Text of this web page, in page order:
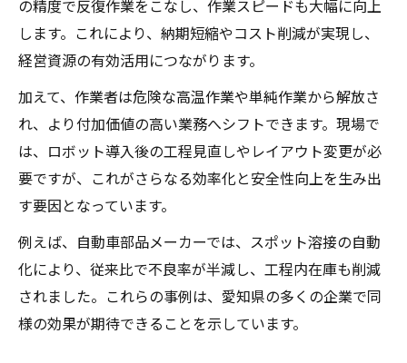
溶接自動化に最適なロボットの選び方解説
溶接ロボット導入事例に学ぶ現場ノウハウ
溶接工程に適したロボット比較と活用ポイ
ント
溶接自動化を成功に導くティーチング手法
工程効率化に役立つ溶接自動化のヒント集
溶接工程効率化のための自動化アイデア
溶接ロボット活用で作業効率を高めるコツ
溶接自動化で現場改善に役立つ工夫とは
溶接ロボットが現場の省力化に寄与する方
法
の精度で反復作業をこなし、作業スピードも大幅に向上
します。これにより、納期短縮やコスト削減が実現し、
経営資源の有効活用につながります。
加えて、作業者は危険な高温作業や単純作業から解放さ
れ、より付加価値の高い業務へシフトできます。現場で
は、ロボット導入後の工程見直しやレイアウト変更が必
要ですが、これがさらなる効率化と安全性向上を生み出
す要因となっています。
例えば、自動車部品メーカーでは、スポット溶接の自動
化により、従来比で不良率が半減し、工程内在庫も削減
されました。これらの事例は、愛知県の多くの企業で同
様の効果が期待できることを示しています。